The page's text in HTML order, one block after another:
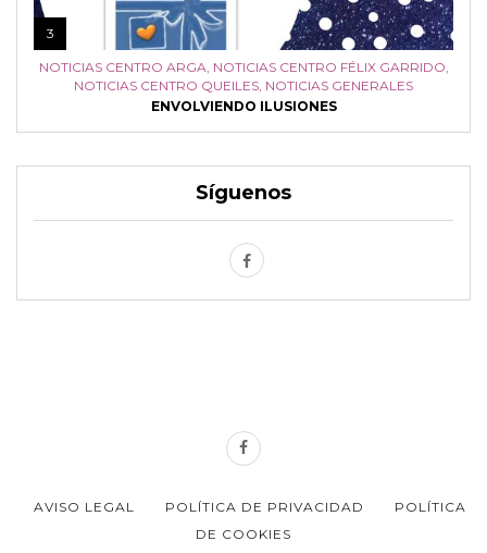
3
NOTICIAS CENTRO ARGA, NOTICIAS CENTRO FÉLIX GARRIDO,
NOTICIAS CENTRO QUEILES, NOTICIAS GENERALES
ENVOLVIENDO ILUSIONES
Síguenos
AVISO LEGAL POLÍTICA DE PRIVACIDAD
POLÍTICA
DE COOKIES